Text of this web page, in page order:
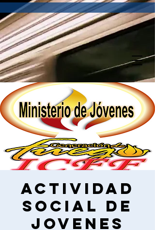
Actividad
Social de
Jovenes